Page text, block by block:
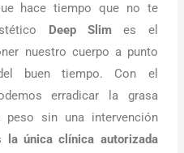
hace tiempo que no te
Deep Slimes el
nuestro cuerpo a punto
buen tiempo. Con el
erradicar la grasa
sin una intervención
la única clínica autorizada